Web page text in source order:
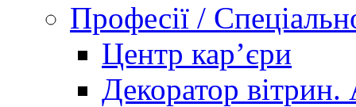
Професії /
Центр кар’єри
Декоратор вітрин.